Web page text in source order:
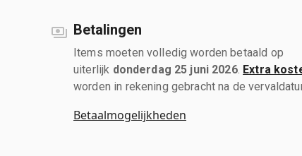
Betalingen
Items moeten volledig worden betaald op
uiterlijk donderdag 25 juni 2026. Extra
worden in rekening gebracht na de
Betaalmogelijkheden